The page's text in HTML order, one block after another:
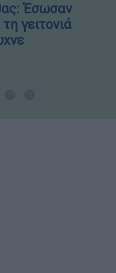
Έσωσαν
γειτονιά